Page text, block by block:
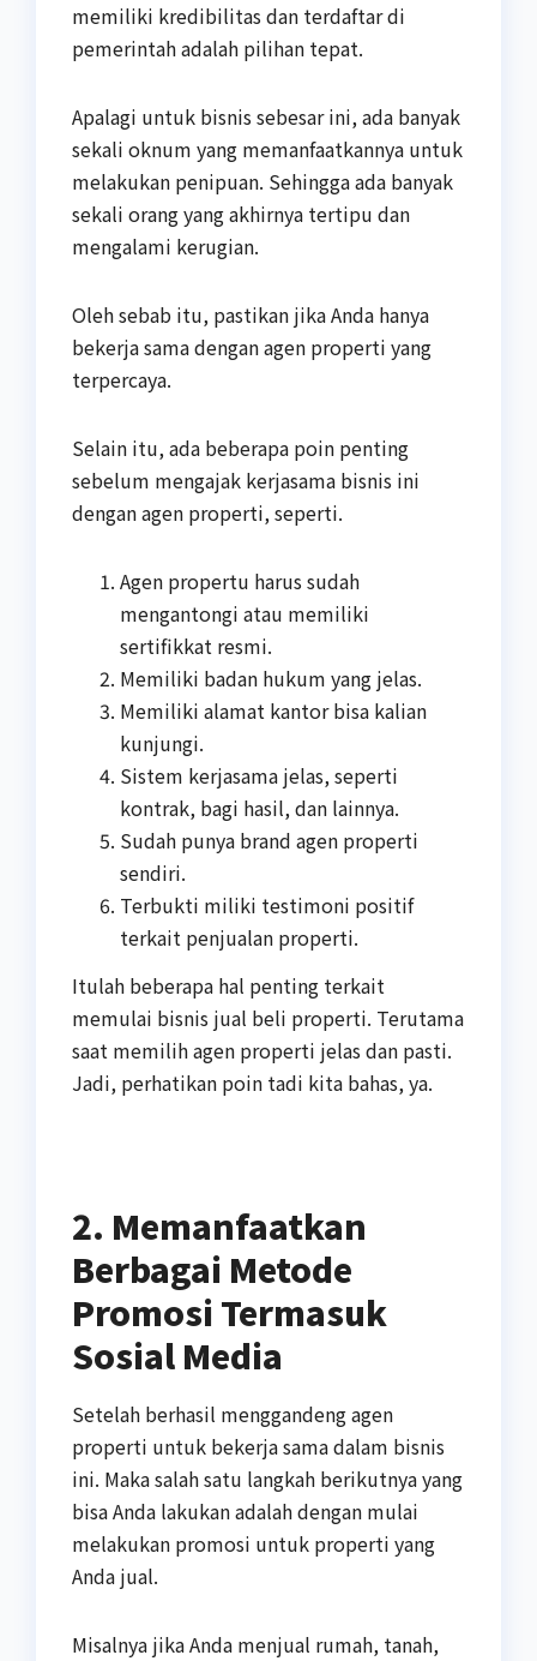
memiliki kredibilitas dan terdaftar di
pemerintah adalah pilihan tepat.
Apalagi untuk bisnis sebesar ini, ada banyak
sekali oknum yang memanfaatkannya untuk
melakukan penipuan. Sehingga ada banyak
sekali orang yang akhirnya tertipu dan
mengalami kerugian.
Oleh sebab itu, pastikan jika Anda hanya
bekerja sama dengan agen properti yang
terpercaya.
Selain itu, ada beberapa poin penting
sebelum mengajak kerjasama bisnis ini
dengan agen properti, seperti.
Agen propertu harus sudah
mengantongi atau memiliki
sertifikkat resmi.
Memiliki badan hukum yang jelas.
Memiliki alamat kantor bisa kalian
kunjungi.
Sistem kerjasama jelas, seperti
kontrak, bagi hasil, dan lainnya.
Sudah punya brand agen properti
sendiri.
Terbukti miliki testimoni positif
terkait penjualan properti.
Itulah beberapa hal penting terkait
memulai bisnis jual beli properti. Terutama
saat memilih agen properti jelas dan pasti.
Jadi, perhatikan poin tadi kita bahas, ya.
2. Memanfaatkan
Berbagai Metode
Promosi Termasuk
Sosial Media
Setelah berhasil menggandeng agen
properti untuk bekerja sama dalam bisnis
ini. Maka salah satu langkah berikutnya yang
bisa Anda lakukan adalah dengan mulai
melakukan promosi untuk properti yang
Anda jual.
Misalnya jika Anda menjual rumah, tanah,